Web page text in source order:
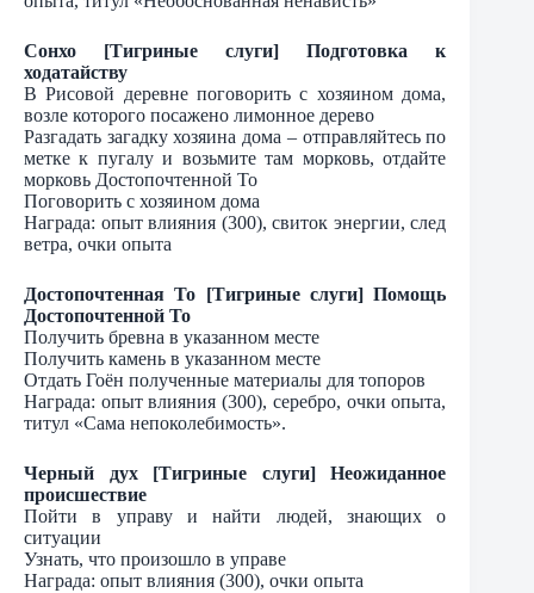
Сонхо [Тигриные слуги] Подготовка к
ходатайству
В Рисовой деревне поговорить с хозяином дома,
возле которого посажено лимонное дерево
Разгадать загадку хозяина дома – отправляйтесь по
метке к пугалу и возьмите там морковь, отдайте
морковь Достопочтенной То
Поговорить с хозяином дома
Награда: опыт влияния (300), свиток энергии, след
ветра, очки опыта
Достопочтенная То [Тигриные слуги] Помощь
Достопочтенной То
Получить бревна в указанном месте
Получить камень в указанном месте
Отдать Гоён полученные материалы для топоров
Награда: опыт влияния (300), серебро, очки опыта,
титул «Сама непоколебимость».
Черный дух [Тигриные слуги] Неожиданное
происшествие
Пойти в управу и найти людей, знающих о
ситуации
Узнать, что произошло в управе
Награда: опыт влияния (300), очки опыта